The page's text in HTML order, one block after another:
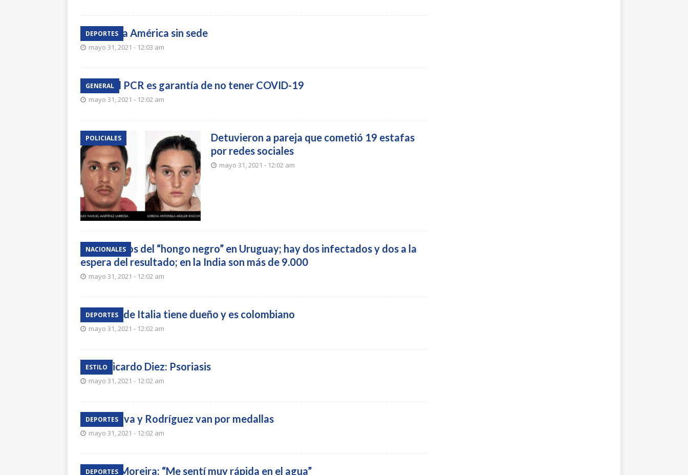
DEPORTES
La Copa América sin sede
mayo 31, 2021 - 12:03 am
GENERAL
Solo el PCR es garantía de no tener COVID-19
mayo 31, 2021 - 12:02 am
POLICIALES
Detuvieron a pareja que cometió 19 estafas
por redes sociales
mayo 31, 2021 - 12:02 am
NACIONALES
Más casos del “hongo negro” en Uruguay; hay dos infectados y dos a la
espera del resultado; en la India son más de 9.000
mayo 31, 2021 - 12:02 am
DEPORTES
El Giro de Italia tiene dueño y es colombiano
mayo 31, 2021 - 12:02 am
ESTILO
Dr. Ricardo Diez: Psoriasis
mayo 31, 2021 - 12:02 am
DEPORTES
Hoy, Silva y Rodríguez van por medallas
mayo 31, 2021 - 12:02 am
DEPORTES
“Lola” Moreira: “Me sentí muy rápida en el agua”